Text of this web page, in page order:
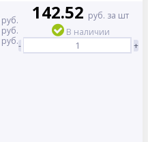
руб.
руб.
руб.
142.52 руб. за шт
В наличии
-
+